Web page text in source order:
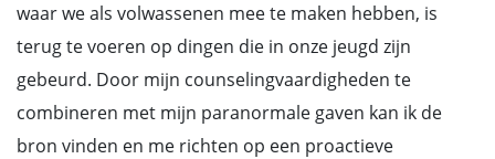
waar we als volwassenen mee te maken hebben, is
terug te voeren op dingen die in onze jeugd zijn
gebeurd. Door mijn counselingvaardigheden te
combineren met mijn paranormale gaven kan ik de
bron vinden en me richten op een proactieve